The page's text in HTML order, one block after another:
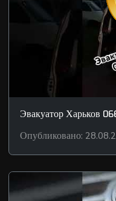
Эвакуатор Харьков
Опубликовано: